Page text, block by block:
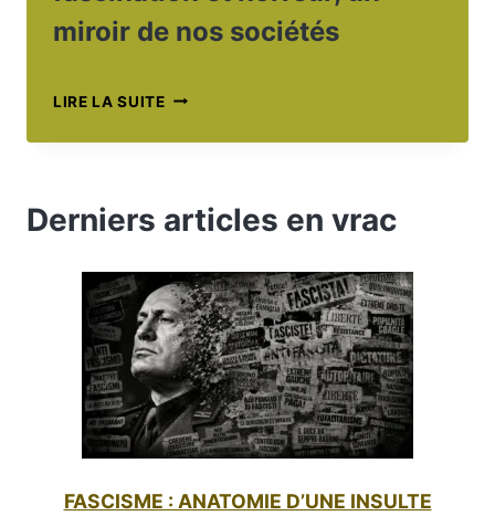
miroir de nos sociétés
LIRE LA SUITETUEURS
SÉRIE
FASCINATION
ET
UN
MIROIR
DE
NOS
SOCIÉTÉS
Derniers articles en vrac
FASCISME : ANATOMIE D’UNE INSULTE